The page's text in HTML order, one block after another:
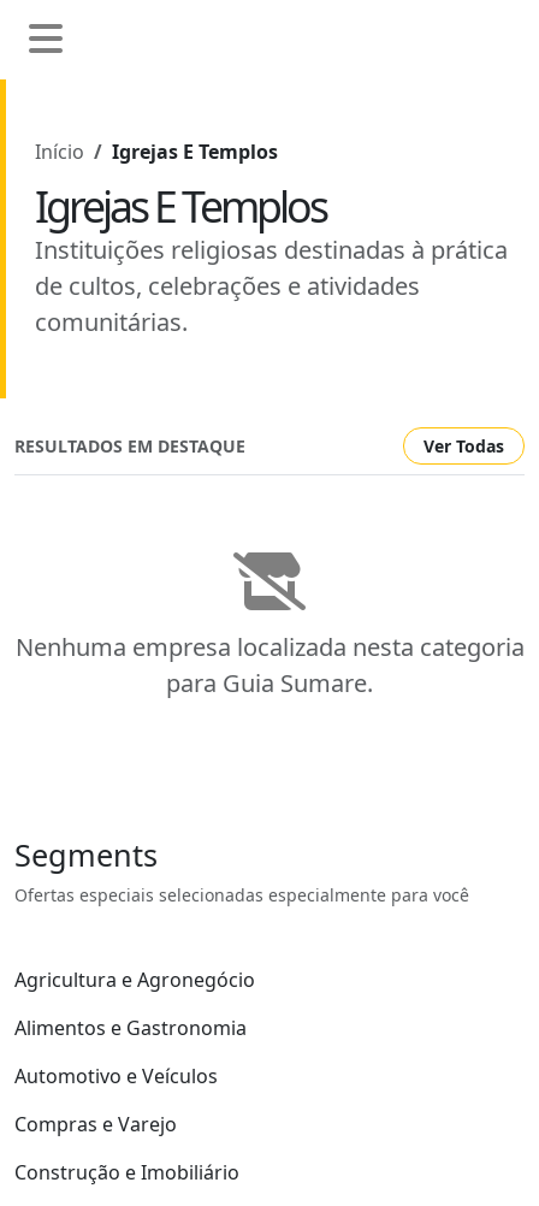
Início Igrejas E Templos
Igrejas E Templos
Instituições religiosas destinadas à prática
de cultos, celebrações e atividades
comunitárias.
RESULTADOS EM DESTAQUE Ver Todas
Nenhuma empresa localizada nesta categoria
para Guia Sumare.
Segments
Ofertas especiais selecionadas especialmente para você
Agricultura e Agronegócio
Alimentos e Gastronomia
Automotivo e Veículos
Compras e Varejo
Construção e Imobiliário